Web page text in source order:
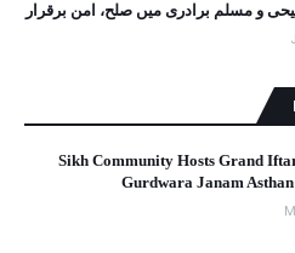
و مسلم برادری میں صلح، امن برقرار
Sikh Community Hosts Grand
Gurdwara Janam